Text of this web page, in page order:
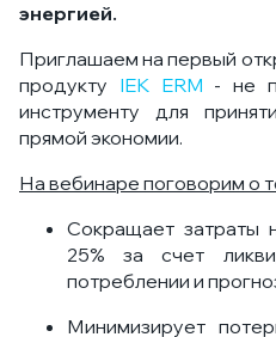
энергией.
Приглашаем на первый
продукту IEK ERM - не
инструменту для
прямой экономии.
На вебинаре поговорим о
Сокращает затраты
25% за счет
потреблении и
Минимизирует